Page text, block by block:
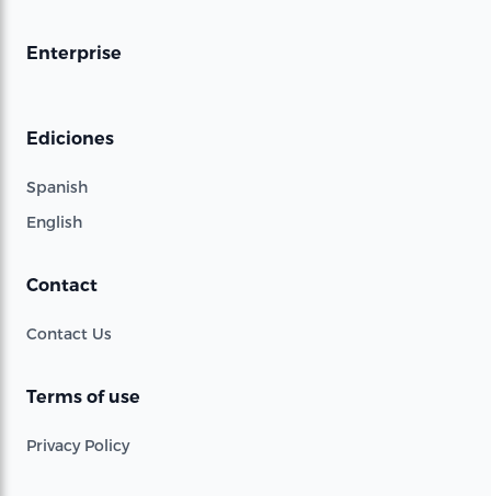
Enterprise
Ediciones
Spanish
English
Contact
Contact Us
Terms of use
Privacy Policy